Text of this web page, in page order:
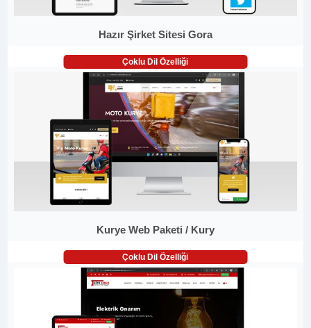
Hazır Şirket Sitesi Gora
Çoklu Dil Özelliği
Kurye Web Paketi / Kury
Çoklu Dil Özelliği